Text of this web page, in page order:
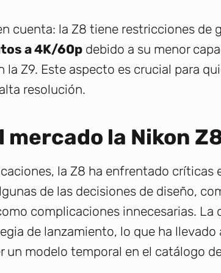
cuenta: la Z8 tiene restricciones de
a 4K/60p debido a su menor
Z9. Este aspecto es crucial para
resolución.
la Nikon
la Z8 ha enfrentado críticas
de las decisiones de diseño,
complicaciones innecesarias. La
de lanzamiento, lo que ha llevado
un modelo temporal en el catálogo